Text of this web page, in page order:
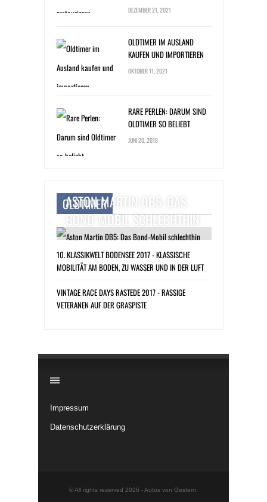
DEZEMBER 21, 2021
OLDTIMER IM AUSLAND
KAUFEN UND IMPORTIEREN
OKTOBER 11, 2021
RARE PERLEN: DARUM SIND
OLDTIMER SO BELIEBT
JUNI 20, 2018
OLDTIMER
ASTON MARTIN DB5: DAS
BOND-MOBIL SCHLECHTHIN
10. KLASSIKWELT BODENSEE 2017 - KLASSISCHE
MOBILITÄT AM BODEN, ZU WASSER UND IN DER LUFT
VINTAGE RACE DAYS RASTEDE 2017 - RASSIGE
VETERANEN AUF DER GRASPISTE
Impressum
Datenschutzerklärung
© All rights reserved 2026 -Autos von Gestern